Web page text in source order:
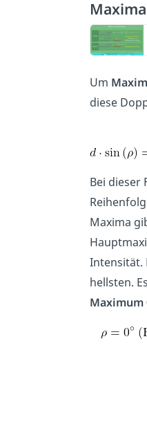
Maxima
Um
diese
Bei dieser
Maxima
Intensität.
hellsten.
Maximum